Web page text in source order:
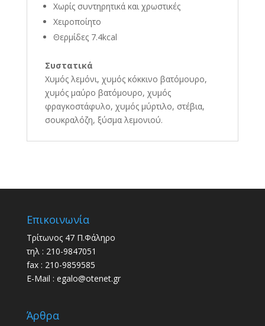
Χωρίς συντηρητικά και χρωστικές
Χειροποίητο
Θερμίδες 7.4kcal
Συστατικά
Χυμός λεμόνι, χυμός κόκκινο βατόμουρο,
χυμός μαύρο βατόμουρο, χυμός
φραγκοστάφυλο, χυμός μύρτιλο, στέβια,
σουκραλόζη, ξύσμα λεμονιού.
Επικοινωνία
Τρίτωνος 47 Π.Φάληρο
τηλ : 210-9847051
fax : 210-9859585
E-Mail : egalo@otenet.gr
Άρθρα